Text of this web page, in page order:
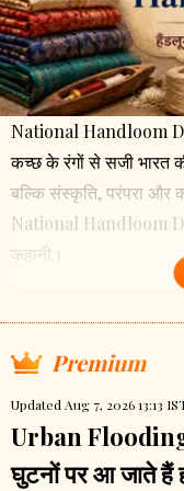
National Handloom
कच्छ के रंगों से सजी भारत
बल्कि संस्कृति, परंपरा और
National Handloom
कहानी।
Premium
Updated Aug 7, 2026 13:13
Urban
घुटनों पर आ जाते हैं